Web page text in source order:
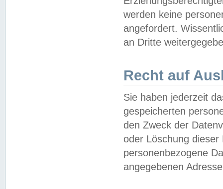
werden keine
angefordert.
an Dritte
Recht auf
Sie haben jederzeit
gespeicherten
den Zweck der
oder Löschung
personenbezogene
angegebenen